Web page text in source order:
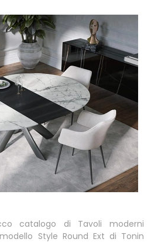
catalogo di Tavoli moderni
Style Round Ext di Tonin